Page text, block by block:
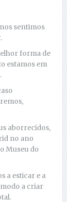
sentimos
forma de
estamos em
aborrecidos,
no ano
Museu do
a esticar e a
a criar